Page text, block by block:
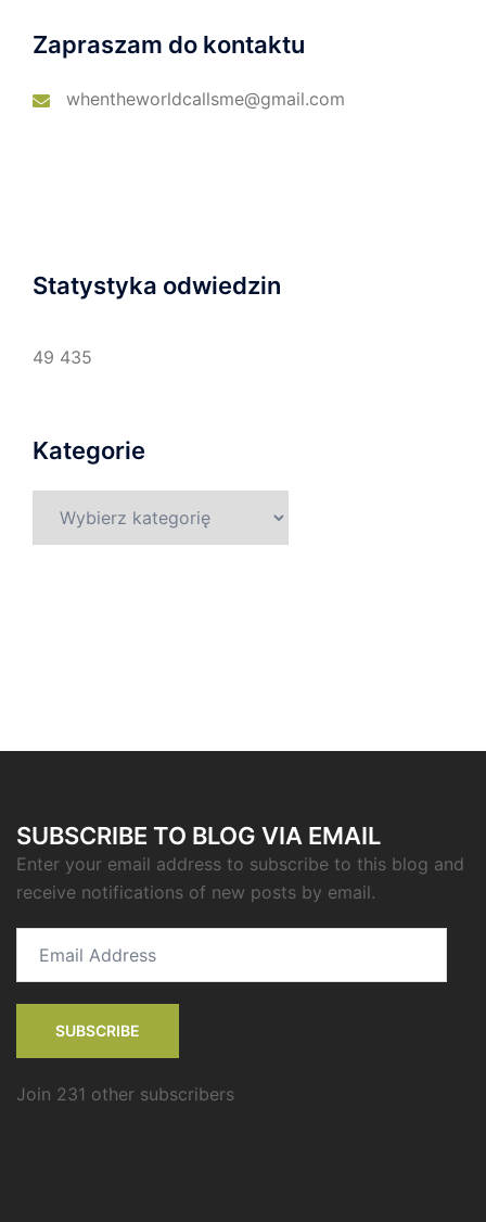
Zapraszam do kontaktu
whentheworldcallsme@gmail.com
Statystyka odwiedzin
49 435
Kategorie
SUBSCRIBE TO BLOG VIA EMAIL
Enter your email address to subscribe to this blog and
receive notifications of new posts by email.
Address
SUBSCRIBE
Join 231 other subscribers